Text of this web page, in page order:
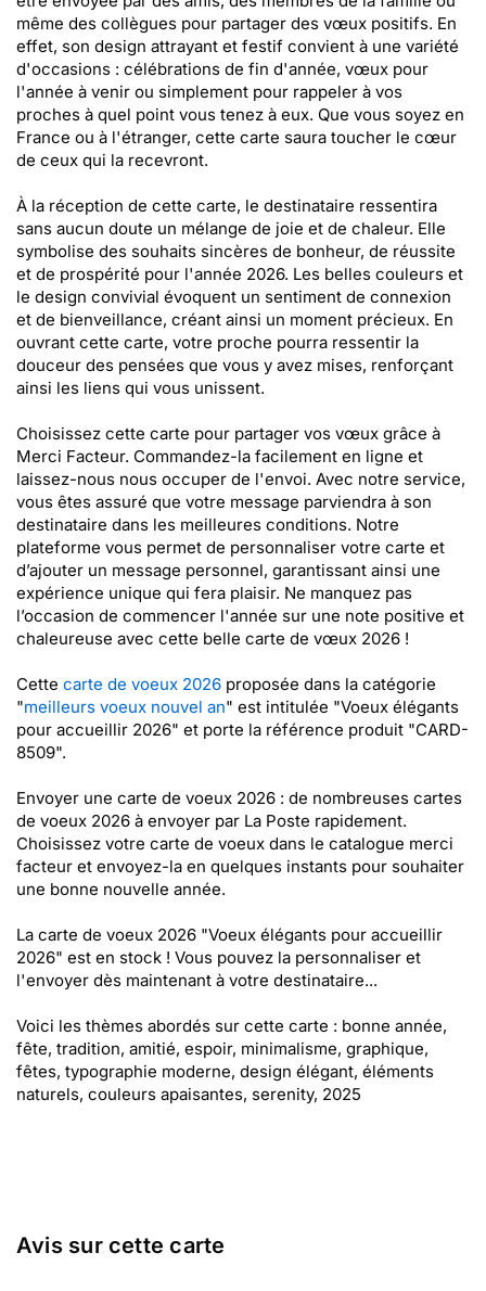
même des collègues pour partager des vœux positifs. En
effet, son design attrayant et festif convient à une variété
d'occasions : célébrations de fin d'année, vœux pour
l'année à venir ou simplement pour rappeler à vos
proches à quel point vous tenez à eux. Que vous soyez en
France ou à l'étranger, cette carte saura toucher le cœur
de ceux qui la recevront.
À la réception de cette carte, le destinataire ressentira
sans aucun doute un mélange de joie et de chaleur. Elle
symbolise des souhaits sincères de bonheur, de réussite
et de prospérité pour l'année 2026. Les belles couleurs et
le design convivial évoquent un sentiment de connexion
et de bienveillance, créant ainsi un moment précieux. En
ouvrant cette carte, votre proche pourra ressentir la
douceur des pensées que vous y avez mises, renforçant
ainsi les liens qui vous unissent.
Choisissez cette carte pour partager vos vœux grâce à
Merci Facteur. Commandez-la facilement en ligne et
laissez-nous nous occuper de l'envoi. Avec notre service,
vous êtes assuré que votre message parviendra à son
destinataire dans les meilleures conditions. Notre
plateforme vous permet de personnaliser votre carte et
d’ajouter un message personnel, garantissant ainsi une
expérience unique qui fera plaisir. Ne manquez pas
l’occasion de commencer l'année sur une note positive et
chaleureuse avec cette belle carte de vœux 2026 !
Cette carte de voeux 2026 proposée dans la catégorie
"meilleurs voeux nouvel an" est intitulée "Voeux élégants
pour accueillir 2026" et porte la référence produit "CARD-
8509".
Envoyer une carte de voeux 2026 : de nombreuses cartes
de voeux 2026 à envoyer par La Poste rapidement.
Choisissez votre carte de voeux dans le catalogue merci
facteur et envoyez-la en quelques instants pour souhaiter
une bonne nouvelle année.
La carte de voeux 2026 "Voeux élégants pour accueillir
2026" est en stock ! Vous pouvez la personnaliser et
l'envoyer dès maintenant à votre destinataire...
Voici les thèmes abordés sur cette carte : bonne année,
fête, tradition, amitié, espoir, minimalisme, graphique,
fêtes, typographie moderne, design élégant, éléments
naturels, couleurs apaisantes, serenity, 2025
Avis sur cette carte